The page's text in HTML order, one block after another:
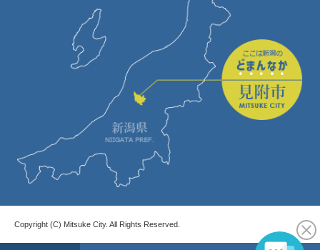
Copyright (C) Mitsuke City. All Rights Reserved.